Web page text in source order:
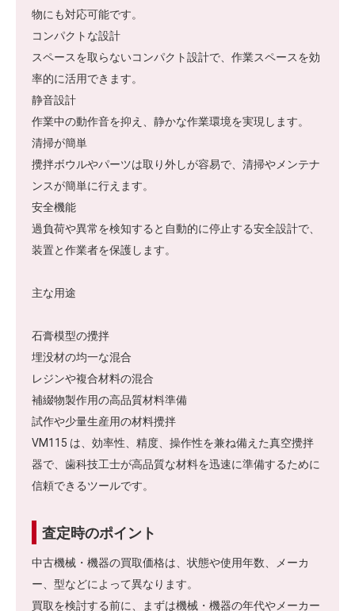
物にも対応可能です。
コンパクトな設計
スペースを取らないコンパクト設計で、作業スペースを効
率的に活用できます。
静音設計
作業中の動作音を抑え、静かな作業環境を実現します。
清掃が簡単
攪拌ボウルやパーツは取り外しが容易で、清掃やメンテナ
ンスが簡単に行えます。
安全機能
過負荷や異常を検知すると自動的に停止する安全設計で、
装置と作業者を保護します。
主な用途
石膏模型の攪拌
埋没材の均一な混合
レジンや複合材料の混合
補綴物製作用の高品質材料準備
試作や少量生産用の材料攪拌
VM115 は、効率性、精度、操作性を兼ね備えた真空攪拌
器で、歯科技工士が高品質な材料を迅速に準備するために
信頼できるツールです。
査定時のポイント
中古機械・機器の買取価格は、状態や使用年数、メーカ
ー、型などによって異なります。
買取を検討する前に、まずは機械・機器の年代やメーカー